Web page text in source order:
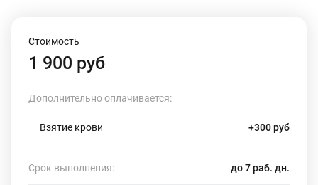
Стоимость
1 900 руб
Дополнительно оплачивается:
Взятие крови +300 руб
Срок выполнения: до 7 раб. дн.